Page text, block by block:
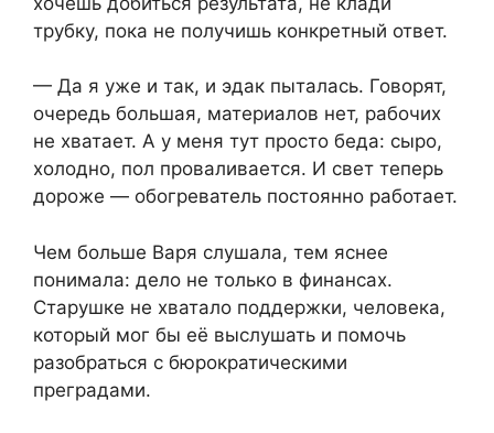
трубку, пока не получишь конкретный ответ.
— Да я уже и так, и эдак пыталась. Говорят,
очередь большая, материалов нет, рабочих
не хватает. А у меня тут просто беда: сыро,
холодно, пол проваливается. И свет теперь
дороже — обогреватель постоянно работает.
Чем больше Варя слушала, тем яснее
понимала: дело не только в финансах.
Старушке не хватало поддержки, человека,
который мог бы её выслушать и помочь
разобраться с бюрократическими
преградами.